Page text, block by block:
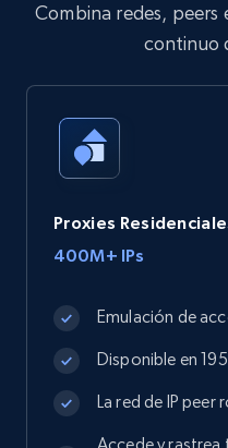
Combina redes, peers
continuo
Proxies
400M+ IPs
Emulación de
Disponible en
La red de IP peer